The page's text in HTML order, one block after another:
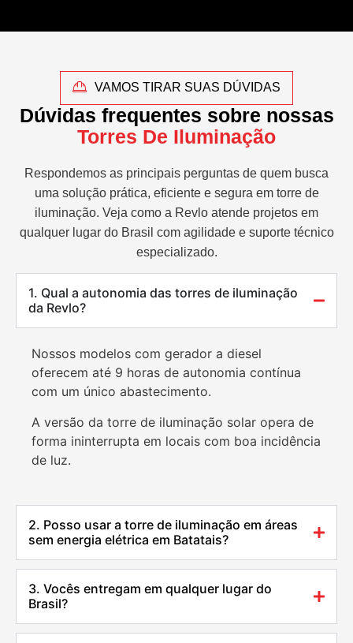
VAMOS TIRAR SUAS DÚVIDAS
Dúvidas frequentes sobre nossas
Torres De Iluminação
Respondemos as principais perguntas de quem busca
uma solução prática, eficiente e segura em torre de
iluminação. Veja como a Revlo atende projetos em
qualquer lugar do Brasil com agilidade e suporte técnico
especializado.
1. Qual a autonomia das torres de iluminação
da Revlo?
Nossos modelos com gerador a diesel
oferecem até 9 horas de autonomia contínua
com um único abastecimento.
A versão da torre de iluminação solar opera de
forma ininterrupta em locais com boa incidência
de luz.
2. Posso usar a torre de iluminação em áreas
sem energia elétrica em Batatais?
3. Vocês entregam em qualquer lugar do
Brasil?